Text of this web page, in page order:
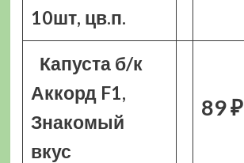
10шт, цв.п.
Капуста б/к
Аккорд F1,
Знакомый
вкус
89 ₽